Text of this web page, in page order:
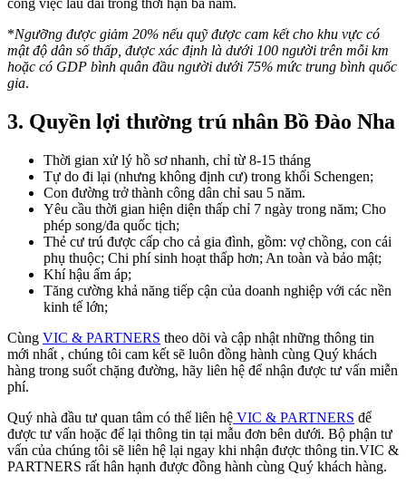
*Ngưỡng được giảm 20% nếu quỹ được cam kết cho khu vực có
mật độ dân số thấp, được xác định là dưới 100 người trên mỗi km
hoặc có GDP bình quân đầu người dưới 75% mức trung bình quốc
gia.
3. Quyền lợi thường trú nhân Bồ Đào Nha
Thời gian xử lý hồ sơ nhanh, chỉ từ 8-15 tháng
Tự do đi lại (nhưng không định cư) trong khối Schengen;
Con đường trở thành công dân chỉ sau 5 năm.
Yêu cầu thời gian hiện diện thấp chỉ 7 ngày trong năm; Cho
phép song/đa quốc tịch;
Thẻ cư trú được cấp cho cả gia đình, gồm: vợ chồng, con cái
phụ thuộc; Chi phí sinh hoạt thấp hơn; An toàn và bảo mật;
Khí hậu ấm áp;
Tăng cường khả năng tiếp cận của doanh nghiệp với các nền
kinh tế lớn;
Cùng VIC & PARTNERS theo dõi và cập nhật những thông tin
mới nhất , chúng tôi cam kết sẽ luôn đồng hành cùng Quý khách
hàng trong suốt chặng đường, hãy liên hệ để nhận được tư vấn miễn
phí.
Quý nhà đầu tư quan tâm có thể liên hệ VIC & PARTNERS để
được tư vấn hoặc để lại thông tin tại mẫu đơn bên dưới. Bộ phận tư
vấn của chúng tôi sẽ liên hệ lại ngay khi nhận được thông tin.VIC &
PARTNERS rất hân hạnh được đồng hành cùng Quý khách hàng.